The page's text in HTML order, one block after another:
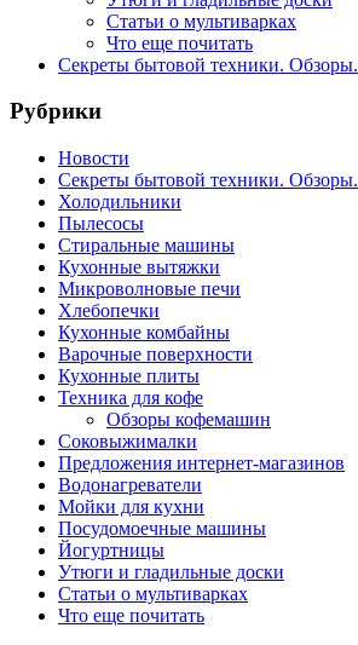
Статьи о мультиварках
Что еще почитать
Секреты бытовой техники. Обзоры.
Рубрики
Новости
Секреты бытовой техники. Обзоры.
Холодильники
Пылесосы
Стиральные машины
Кухонные вытяжки
Микроволновые печи
Хлебопечки
Кухонные комбайны
Варочные поверхности
Кухонные плиты
Техника для кофе
Обзоры кофемашин
Соковыжималки
Предложения интернет-магазинов
Водонагреватели
Мойки для кухни
Посудомоечные машины
Йогуртницы
Утюги и гладильные доски
Статьи о мультиварках
Что еще почитать